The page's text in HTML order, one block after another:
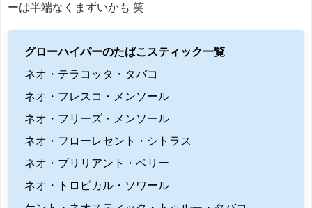
ーは半端なくまずいかも 笑
グローハイパーのたばこスティック一覧
ネオ・テラコッタ・タバコ
ネオ・フレスコ・メンソール
ネオ・フリーズ・メンソール
ネオ・フローレセント・シトラス
ネオ・ブリリアント・ベリー
ネオ・トロピカル・ソワール